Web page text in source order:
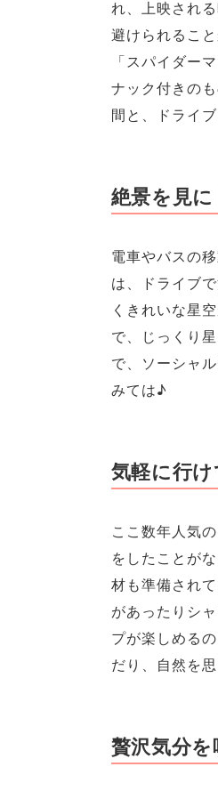
れ、上映され
避けられるこ
「スパイダー
ナック付きの
間と、ドライ
絶景を見
電車やバスの
は、ドライブ
くきれいな星
で、じっくり
で、ソーシャ
みては♪
気軽に行
ここ数年人気
をしたことが
材も準備され
があったりシ
プが楽しめる
だり、自然を
贅沢気分